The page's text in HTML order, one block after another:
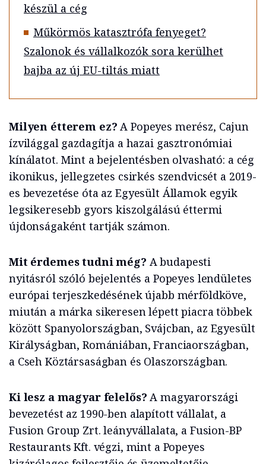
készül a cég
Műkörmös katasztrófa fenyeget?
Szalonok és vállalkozók sora kerülhet
bajba az új EU-tiltás miatt
Milyen étterem ez? A Popeyes merész, Cajun
ízvilággal gazdagítja a hazai gasztronómiai
kínálatot. Mint a bejelentésben olvasható: a cég
ikonikus, jellegzetes csirkés szendvicsét a 2019-
es bevezetése óta az Egyesült Államok egyik
legsikeresebb gyors kiszolgálású éttermi
újdonságaként tartják számon.
Mit érdemes tudni még? A budapesti
nyitásról szóló bejelentés a Popeyes lendületes
európai terjeszkedésének újabb mérföldköve,
miután a márka sikeresen lépett piacra többek
között Spanyolországban, Svájcban, az Egyesült
Királyságban, Romániában, Franciaországban,
a Cseh Köztársaságban és Olaszországban.
Ki lesz a magyar felelős? A magyarországi
bevezetést az 1990-ben alapított vállalat, a
Fusion Group Zrt. leányvállalata, a Fusion-BP
Restaurants Kft. végzi, mint a Popeyes